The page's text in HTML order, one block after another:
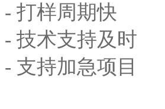
- 打样周期快
- 技术支持及时
- 支持加急项目